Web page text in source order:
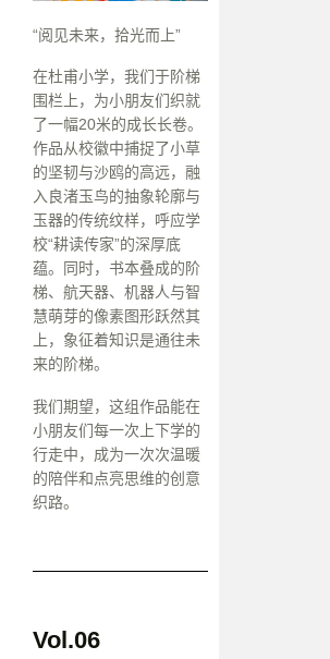
“阅见未来，拾光而上”
在杜甫小学，我们于阶梯
围栏上，为小朋友们织就
了一幅20米的成长长卷。
作品从校徽中捕捉了小草
的坚韧与沙鸥的高远，融
入良渚玉鸟的抽象轮廓与
玉器的传统纹样，呼应学
校“耕读传家”的深厚底
蕴。同时，书本叠成的阶
梯、航天器、机器人与智
慧萌芽的像素图形跃然其
上，象征着知识是通往未
来的阶梯。
我们期望，这组作品能在
小朋友们每一次上下学的
行走中，成为一次次温暖
的陪伴和点亮思维的创意
织路。
Vol.06